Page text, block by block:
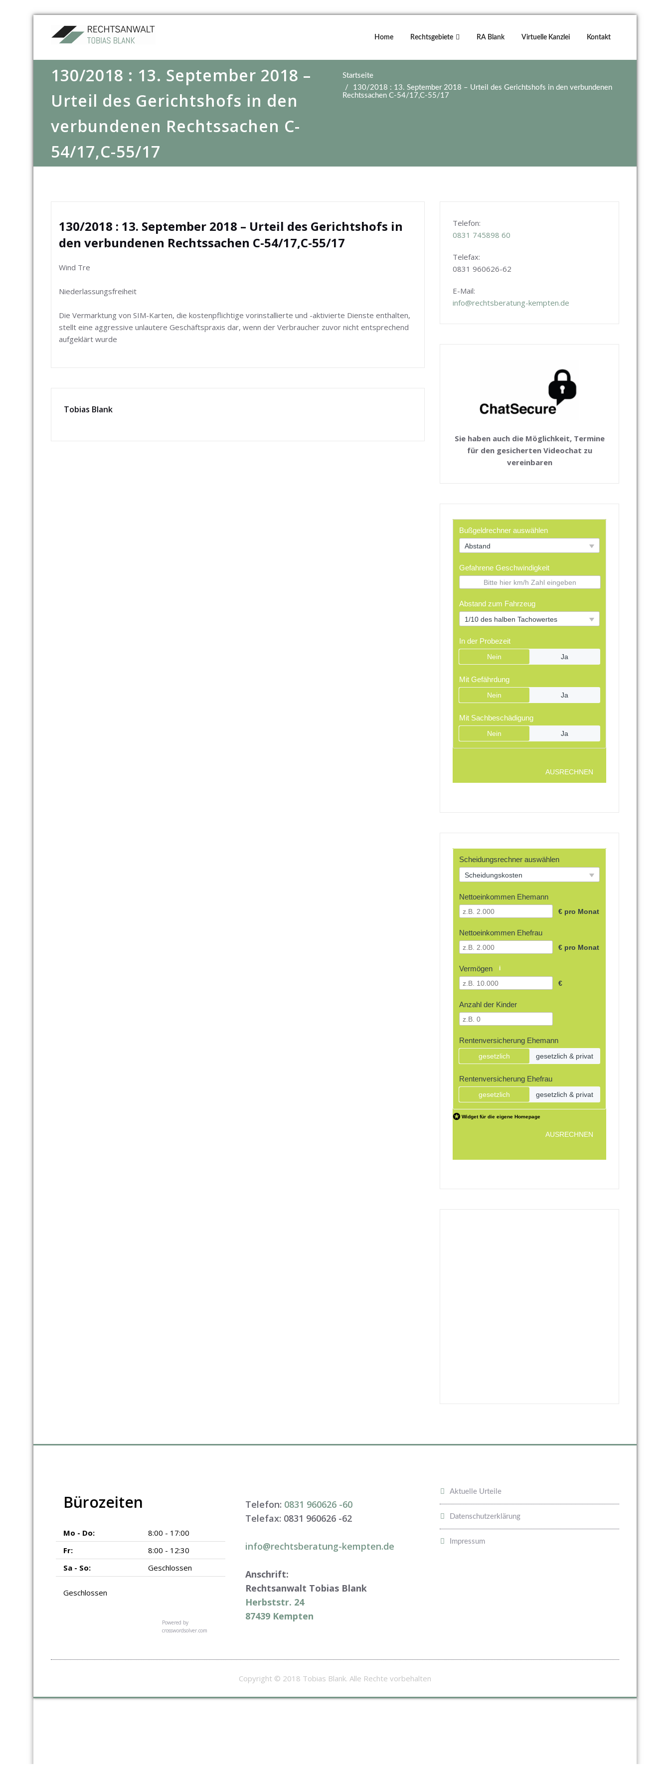
Home Rechtsgebiete RA Blank Virtuelle Kanzlei Kontakt
130/2018 : 13. September 2018 –
Urteil des Gerichtshofs in den
verbundenen Rechtssachen C-
54/17,C-55/17
Startseite
130/2018 : 13. September 2018 – Urteil des Gerichtshofs in den verbundenen
Rechtssachen C-54/17,C-55/17
130/2018 : 13. September 2018 – Urteil des Gerichtshofs in
den verbundenen Rechtssachen C-54/17,C-55/17
Wind Tre
Niederlassungsfreiheit
Die Vermarktung von SIM-Karten, die kostenpflichtige vorinstallierte und -aktivierte Dienste enthalten,
stellt eine aggressive unlautere Geschäftspraxis dar, wenn der Verbraucher zuvor nicht entsprechend
aufgeklärt wurde
Tobias Blank
Telefon:
0831 745898 60
Telefax:
0831 960626-62
E-Mail:
info@rechtsberatung-kempten.de
Sie haben auch die Möglichkeit, Termine
für den gesicherten Videochat zu
vereinbaren
Bürozeiten
Mo - Do:
8:00 - 17:00
Fr:
8:00 - 12:30
Sa - So:
Geschlossen
Geschlossen
Powered by
crosswordsolver.com
Telefon: 0831 960626 -60
Telefax: 0831 960626 -62
info@rechtsberatung-kempten.de
Anschrift:
Rechtsanwalt Tobias Blank
Herbststr. 24
87439 Kempten
Aktuelle Urteile
Datenschutzerklärung
Impressum
Copyright © 2018 Tobias Blank. Alle Rechte vorbehalten